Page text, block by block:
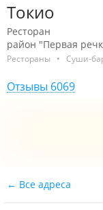
Токио
Ресторан
район "Первая
Рестораны • Суши-
Отзывы 6069
Все адреса